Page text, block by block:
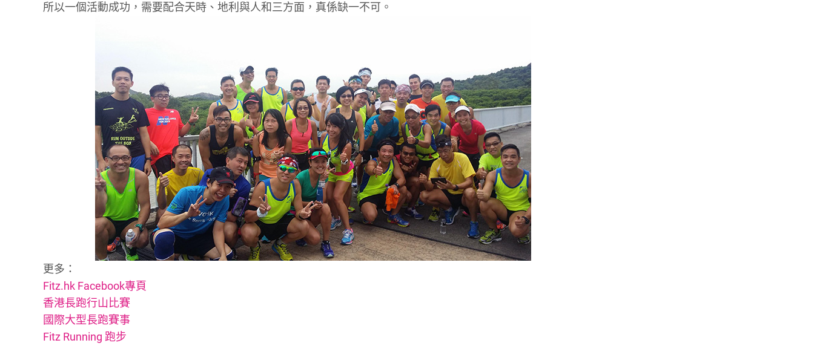
所以一個活動成功，需要配合天時、地利與人和三方面，真係缺一不可。
更多：
Fitz.hk Facebook專頁
香港長跑行山比賽
國際大型長跑賽事
Fitz Running 跑步